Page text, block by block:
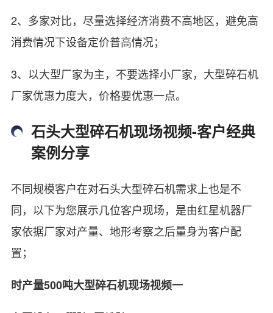
2、多家对比，尽量选择经济消费不高地区，避免高
消费情况下设备定价普高情况；
3、以大型厂家为主，不要选择小厂家，大型碎石机
厂家优惠力度大，价格要优惠一点。
石头大型碎石机现场视频-客户经典
案例分享
不同规模客户在对石头大型碎石机需求上也是不
同，以下为您展示几位客户现场，是由红星机器厂
家依据厂家对产量、地形考察之后量身为客户配
置；
时产量500吨大型碎石机现场视频一